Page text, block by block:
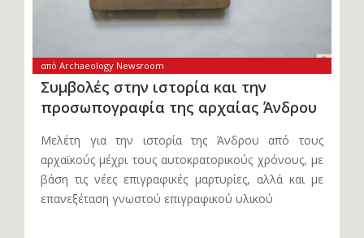
από Archaeology Newsroom
Συμβολές στην ιστορία και την
προσωπογραφία της αρχαίας Άνδρου
Μελέτη για την ιστορία της Άνδρου από τους
αρχαϊκούς μέχρι τους αυτοκρατορικούς χρόνους, με
βάση τις νέες επιγραφικές μαρτυρίες, αλλά και με
επανεξέταση γνωστού επιγραφικού υλικού